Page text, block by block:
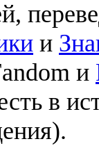
и
и
в